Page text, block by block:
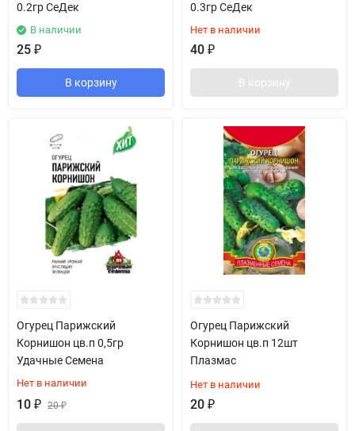
0.2гр СеДек
В наличии
25 ₽
В корзину
0.3гр СеДек
Нет в наличии
40 ₽
В корзину
Огурец Парижский
Корнишон цв.п 0,5гр
Удачные Семена
Нет в наличии
10 ₽ 20₽
Огурец Парижский
Корнишон цв.п 12шт
Плазмас
Нет в наличии
20 ₽